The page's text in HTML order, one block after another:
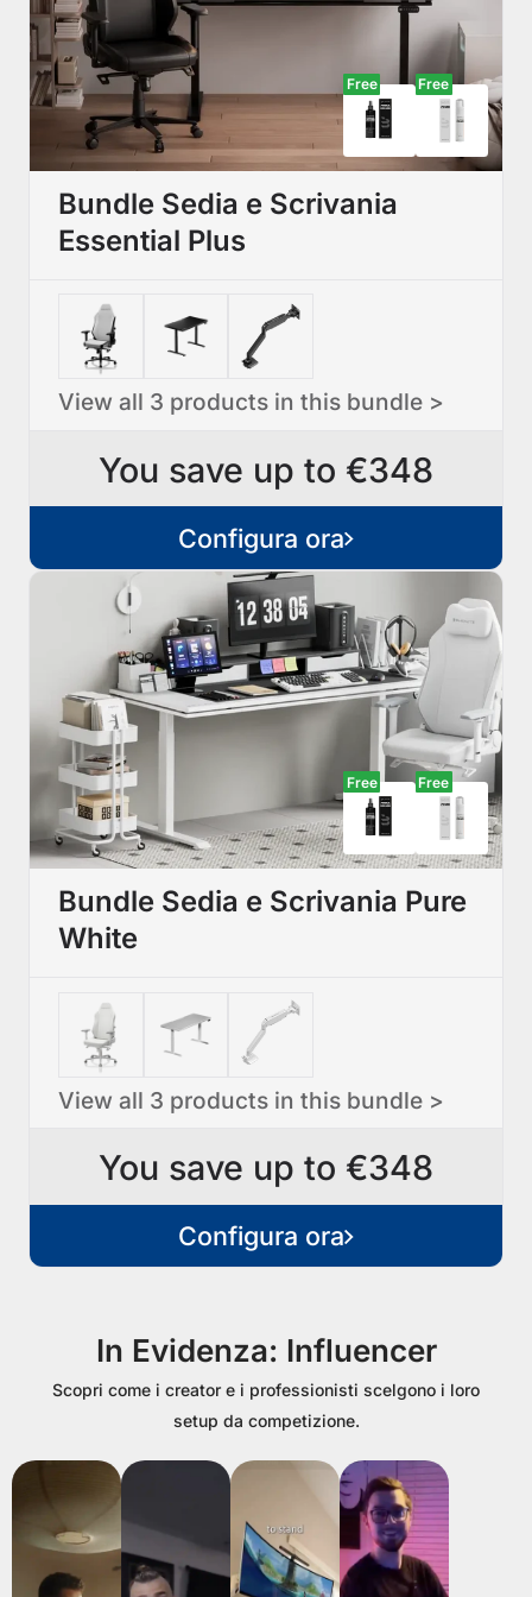
Free Free
Bundle Sedia e Scrivania
Essential Plus
View all 3 products in this bundle >
You save up to €348
Configura ora
Free Free
Bundle Sedia e Scrivania Pure
White
View all 3 products in this bundle >
You save up to €348
Configura ora
In Evidenza: Influencer
Scopri come i creator e i professionisti scelgono i loro
setup da competizione.